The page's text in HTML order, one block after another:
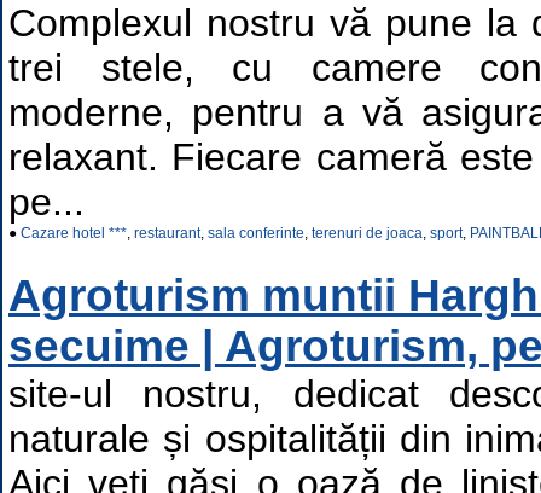
Complexul nostru vă pune la
trei stele, cu camere
moderne, pentru a vă
relaxant. Fiecare cameră
pe...
● Cazare hotel ***, restaurant, sala conferinte, terenuri de joaca, sport,
Agroturism muntii
secuime | Agroturism,
site-ul nostru, dedicat
naturale și ospitalității din
Aici veți găsi o oază de